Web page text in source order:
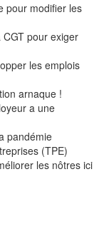
pour modifier les
pour exiger
les emplois
arnaque !
a une
pandémie
(TPE)
les nôtres ici